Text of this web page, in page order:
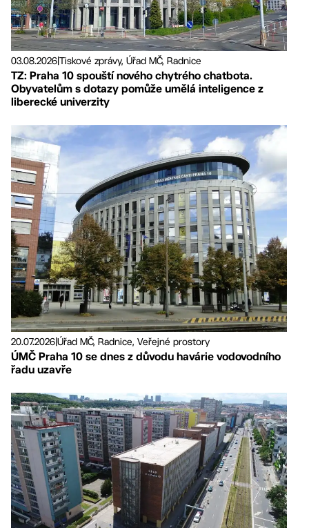
03.08.2026Tiskové zprávy, Úřad MČ, Radnice
TZ: Praha 10 spouští nového chytrého chatbota.
Obyvatelům s dotazy pomůže umělá inteligence z
liberecké univerzity
20.07.2026|Úřad MČ, Radnice, Veřejné prostory
ÚMČ Praha 10 se dnes z důvodu havárie vodovodního
řadu uzavře